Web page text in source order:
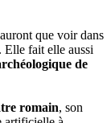
que voir dans
Elle fait elle aussi
de
romain, son